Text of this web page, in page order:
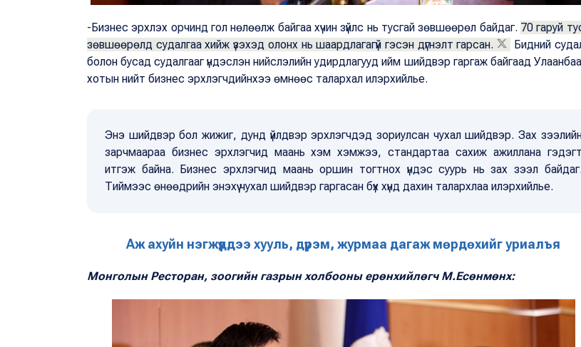
-Бизнес эрхлэх орчинд гол нөлөөлж байгаа хүчин зүйлс нь тусгай зөвшөөрөл байдаг. 70 гаруй
зөвшөөрөлд судалгаа хийж үзэхэд олонх нь шаардлагагүй гэсэн дүгнэлт гарсан.
Бидний
болон бусад судалгааг үндэслэн нийслэлийн удирдлагууд ийм шийдвэр гаргаж байгаад
хотын нийт бизнес эрхлэгчдийнхээ өмнөөс талархал илэрхийлье.
Энэ шийдвэр бол жижиг, дунд үйлдвэр эрхлэгчдэд зориулсан чухал шийдвэр. Зах
зарчмаараа бизнес эрхлэгчид маань хэм хэмжээ, стандартаа сахиж ажиллана гэдэгт
итгэж байна. Бизнес эрхлэгчид маань оршин тогтнох үндэс суурь нь зах зээл байдаг.
Тиймээс өнөөдрийн энэхүү чухал шийдвэр гаргасан бүх хүнд дахин талархлаа илэрхийлье.
Аж ахуйн нэгжүүддээ хууль, дүрэм, журмаа дагаж мөрдөхийг уриалъя
Монголын Ресторан, зоогийн газрын холбооны ерөнхийлөгч М.Есөнмөнх: